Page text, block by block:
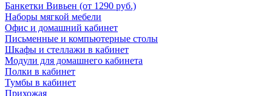
Банкетки Вивьен (от 1290 руб.)
Наборы мягкой мебели
Офис и домашний кабинет
Письменные и компьютерные столы
Шкафы и стеллажи в кабинет
Модули для домашнего кабинета
Полки в кабинет
Тумбы в кабинет
Прихожая